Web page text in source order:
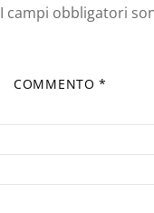
I campi obbligatori
COMMENTO*